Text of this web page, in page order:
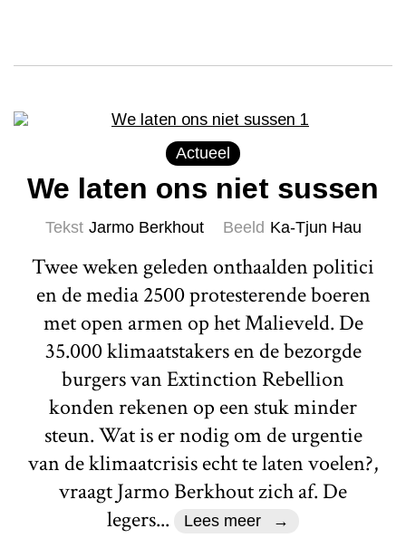
Actueel
We laten ons niet sussen
Tekst Jarmo Berkhout Beeld Ka-Tjun Hau
Twee weken geleden onthaalden politici
en de media 2500 protesterende boeren
met open armen op het Malieveld. De
35.000 klimaatstakers en de bezorgde
burgers van Extinction Rebellion
konden rekenen op een stuk minder
steun. Wat is er nodig om de urgentie
van de klimaatcrisis echt te laten voelen?,
vraagt Jarmo Berkhout zich af. De
legers...
Lees meer